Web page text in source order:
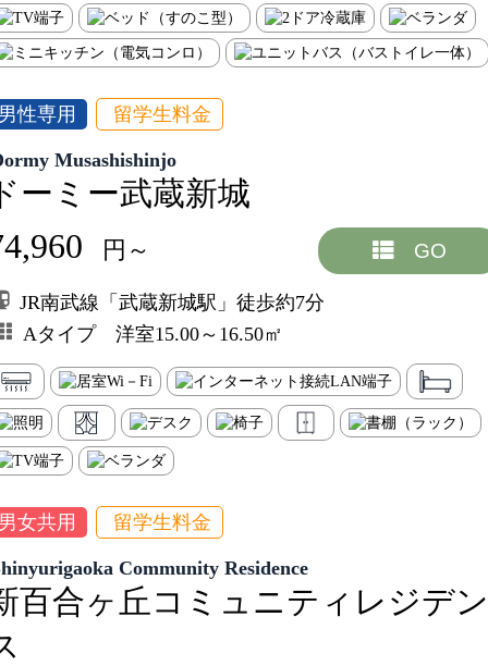
性専用 留学生料金
Musashishinjo
ーミー武蔵新城
円～ GO
JR南武線「武蔵新城駅」徒歩約7分
Aタイプ 洋室15.00～16.50㎡
女共用 留学生料金
Community Residence
百合ヶ丘コミュニティレジデン